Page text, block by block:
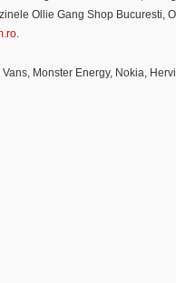
Ollie Gang Shop Bucuresti,
.
Monster Energy, Nokia,